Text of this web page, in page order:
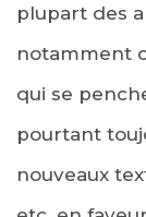
plupart des
notamment
qui se
pourtant
nouveaux